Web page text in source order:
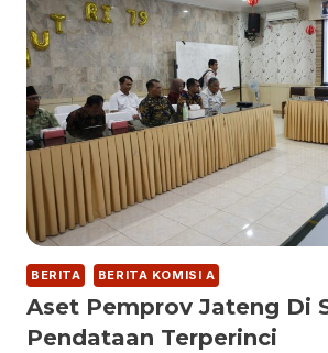
BERITA BERITA KOMISI A
Aset Pemprov Jateng Di
Pendataan Terperinci